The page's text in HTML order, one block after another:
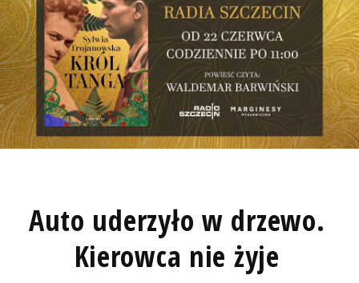
Auto uderzyło w drzewo.
Kierowca nie żyje